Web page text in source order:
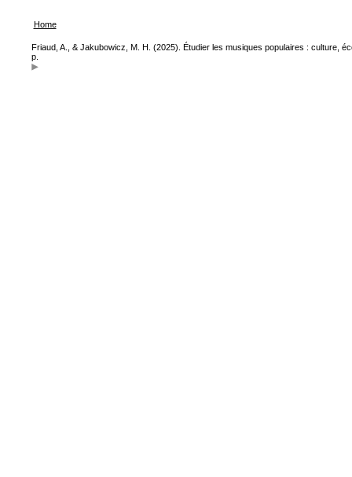
Home
Friaud, A., & Jakubowicz, M. H. (2025). Étudier les musiques populaires : culture,
p.